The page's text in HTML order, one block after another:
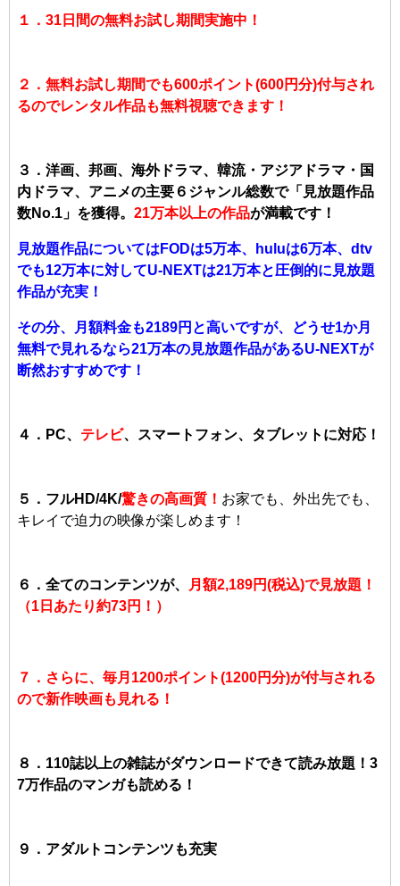
１．31日間の無料お試し期間実施中！
２．無料お試し期間でも600ポイント(600円分)付与され
るのでレンタル作品も無料視聴できます！
３．洋画、邦画、海外ドラマ、韓流・アジアドラマ・国
内ドラマ、アニメの主要６ジャンル総数で「見放題作品
数No.1」を獲得。 21万本以上の作品が満載です！
見放題作品についてはFODは5万本、huluは6万本、dtv
でも12万本に対してU-NEXTは21万本と圧倒的に見放題
作品が充実！
その分、月額料金も2189円と高いですが、どうせ1か月
無料で見れるなら21万本の見放題作品があるU-NEXTが
断然おすすめです！
４．PC、 テレビ、スマートフォン、タブレットに対応！
５．フルHD/4K/驚きの高画質！ お家でも、外出先でも、
キレイで迫力の映像が楽しめます！
６． 全てのコンテンツが、
月額2,189円(税込)で見放題！
（1日あたり約73円！）
７．さらに、毎月1200ポイント(1200円分)が付与される
ので新作映画も見れる！
８．110誌以上の雑誌がダウンロードできて読み放題！3
7万作品のマンガも読める！
９．アダルトコンテンツも充実